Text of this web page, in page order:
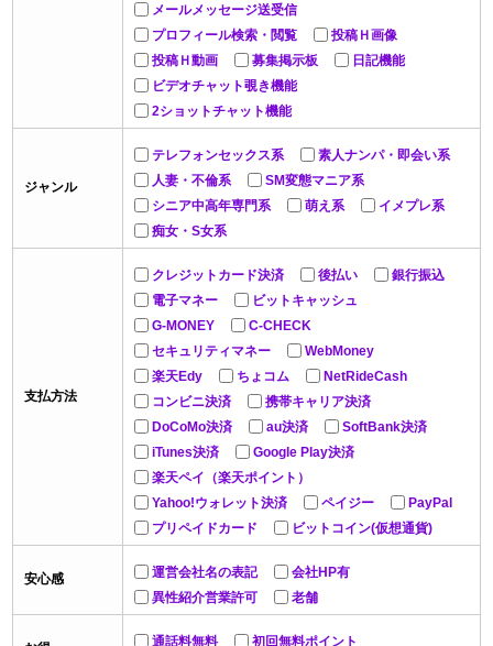
メールメッセージ送受信
プロフィール検索・閲覧
投稿Ｈ画像
投稿Ｈ動画
募集掲示板
日記機能
ビデオチャット覗き機能
2ショットチャット機能
ジャンル
テレフォンセックス系
素人ナンパ・即会い系
人妻・不倫系
SM変態マニア系
シニア中高年専門系
萌え系
イメプレ系
痴女・S女系
支払方法
クレジットカード決済 後払い
銀行振込
電子マネー
ビットキャッシュ
G-MONEY
C-CHECK
セキュリティマネー
WebMoney
楽天Edy
ちょコム
NetRideCash
コンビニ決済
携帯キャリア決済
DoCoMo決済
au決済
SoftBank決済
iTunes決済
Google Play決済
楽天ペイ（楽天ポイント）
Yahoo!ウォレット決済
ペイジー
PayPal
プリペイドカード
ビットコイン(仮想通貨)
安心感 運営会社名の表記
会社HP有
異性紹介営業許可
老舗
通話料無料
初回無料ポイント